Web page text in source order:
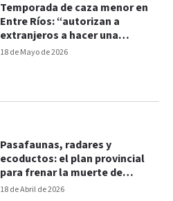
18 de Mayo de 2026
Temporada de caza menor en
Entre Ríos: “autorizan a
extranjeros a hacer una
matanza por diversión”
18 de Abril de 2026
Pasafaunas, radares y
ecoductos: el plan provincial
para frenar la muerte de
animales silvestres en rutas